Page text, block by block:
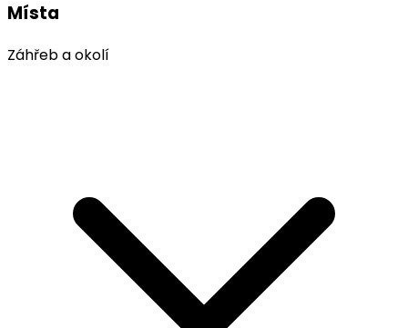
Místa
Záhřeb a okolí